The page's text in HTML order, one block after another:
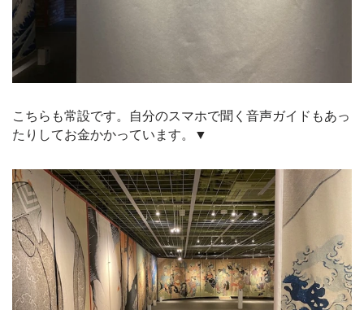
こちらも常設です。自分のスマホで聞く音声ガイドもあっ
たりしてお金かかっています。▼